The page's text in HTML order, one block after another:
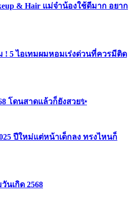
& Hair แม่จ๋าน้องใช้ดีมาก อยาก
! 5 ไอเทมผมหอมเร่งด่วนที่ควรมีติด
โดนสาดแล้วก็ยังสวย✨
ปีใหม่แต่หน้าเด็กลง ทรงไหนก็
นเกิด 2568